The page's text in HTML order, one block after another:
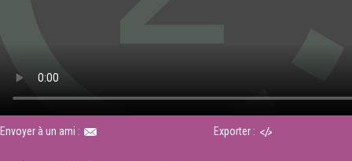
Envoyer à un ami : Exporter :